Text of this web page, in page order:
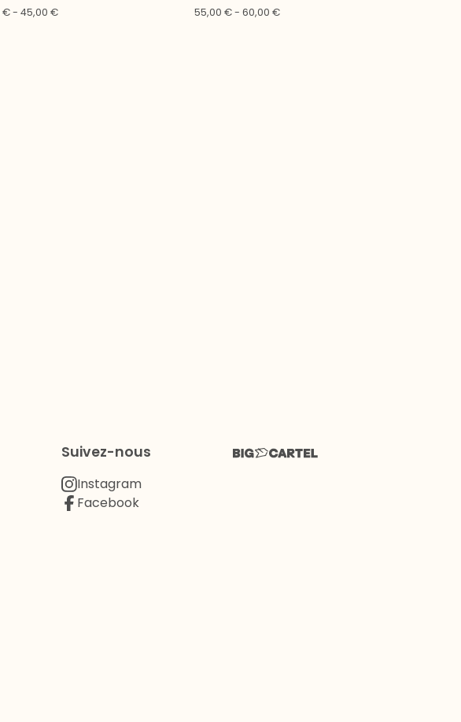
€- 45,00 € 55,00 €- 60,00 €
Suivez-nous
Instagram
Facebook